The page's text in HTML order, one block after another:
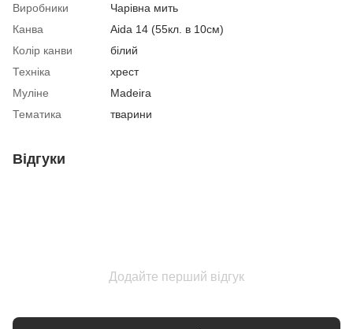
Виробники
Чарівна мить
Канва
Aida 14 (55кл. в 10см)
Колір канви
білий
Техніка
хрест
Муліне
Madeira
Тематика
тварини
Відгуки
Додайте перший відгук